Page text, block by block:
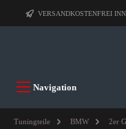
VERSANDKOSTENFREI
Navigation
Tuningteile BMW 2er